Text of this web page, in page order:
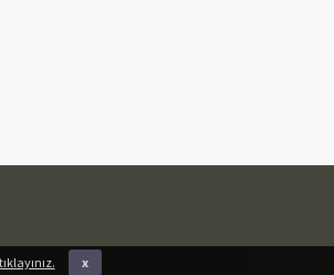
tıklayınız. x